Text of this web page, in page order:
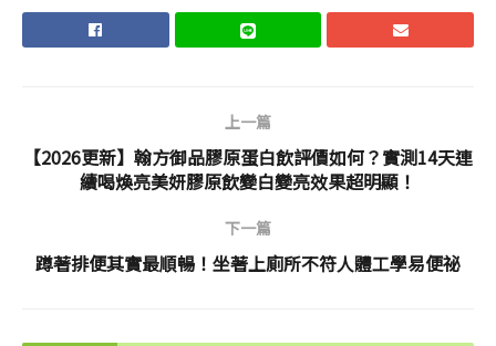
上一篇
【2026更新】翰方御品膠原蛋白飲評價如何？實測14天連
續喝煥亮美妍膠原飲變白變亮效果超明顯！
下一篇
蹲著排便其實最順暢！坐著上廁所不符人體工學易便祕